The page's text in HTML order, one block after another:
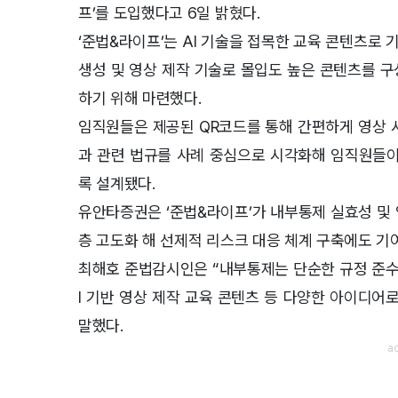
프’를 도입했다고 6일 밝혔다.
‘준법&라이프’는 AI 기술을 접목한 교육 콘텐츠로
생성 및 영상 제작 기술로 몰입도 높은 콘텐츠를
하기 위해 마련했다.
임직원들은 제공된 QR코드를 통해 간편하게 영
과 관련 법규를 사례 중심으로 시각화해 임직원들
록 설계됐다.
유안타증권은 ‘준법&라이프’가 내부통제 실효성
층 고도화 해 선제적 리스크 대응 체계 구축에도 기
최해호 준법감시인은 “내부통제는 단순한 규정 준
I 기반 영상 제작 교육 콘텐츠 등 다양한 아이디어
말했다.